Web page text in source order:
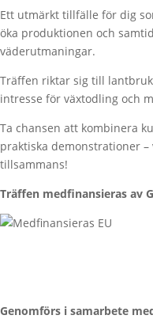
Ett utmärkt tillfälle för dig
öka produktionen och
väderutmaningar.
Träffen riktar sig till
intresse för växtodling och
Ta chansen att kombinera
praktiska demonstrationer
tillsammans!
Träffen medfinansieras av
Genomförs i samarbete